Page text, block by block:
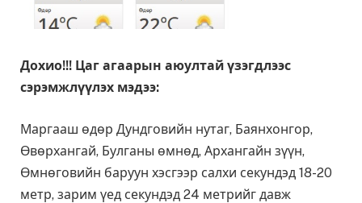
Дохио!!! Цаг агаарын аюултай үзэгдлээс
сэрэмжлүүлэх мэдээ:
Маргааш өдөр Дундговийн нутаг, Баянхонгор,
Өвөрхангай, Булганы өмнөд, Архангайн зүүн,
Өмнөговийн баруун хэсгээр салхи секундэд 18-20
метр, зарим үед секундэд 24 метрийг давж